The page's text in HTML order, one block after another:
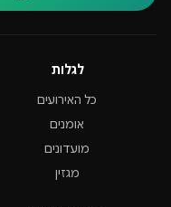
לגלות
כל האירועים
אומנים
מועדונים
מגזין